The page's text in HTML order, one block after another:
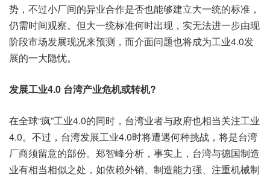
势，不过小厂间的异业合作是否也能够建立大一统的标准，
仍需时间观察。但大一统标准何时出现，实无法进一步由现
阶段市场发展现况来预测，而介面问题也将成为工业4.0发
展的一大隐忧。
发展工业4.0 台湾产业危机或转机?
在全球“疯”工业4.0的同时，台湾业者与政府也相当关注工业
4.0。不过，台湾发展工业4.0时将遭遇何种挑战，将是台湾
厂商须留意的部份。郑智峰分析，事实上，台湾与德国制造
业有相当相似之处，如依赖外销、制造能力强、注重机械制